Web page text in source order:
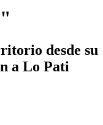
desde su
a Lo Pati